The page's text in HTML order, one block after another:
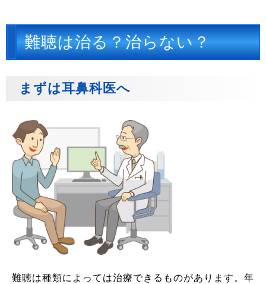
難聴は治る？治らない？
まずは耳鼻科医へ
難聴は種類によっては治療できるものがあります。年